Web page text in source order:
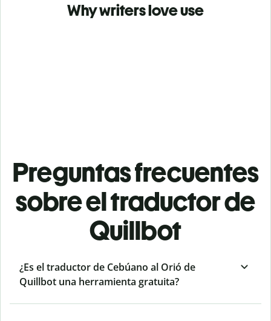
Why writers love use
Preguntas frecuentes
sobre el traductor de
Quillbot
¿Es el traductor de Cebúano al Orió de
Quillbot una herramienta gratuita?